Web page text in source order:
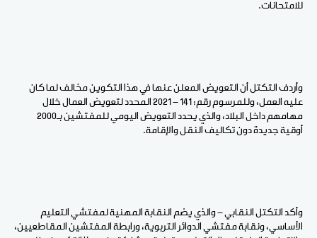
للامتحانات.
وأردف التكتل أن التعويض المعلن عنها في هذا التكوين مخالف لما كان
عليه العمل، وللمرسوم رقم: 141 - 2021 المحدد لتعويض العمال خلال
مهامهم داخل البلاد، والذي يحدد التعويض اليومي للمفتشين بـ2000
أوقية جديدة دون تكاليف النقل والإقامة.
وأكد التكتل النقابي - والذي يضم النقابة المهنية لمفتشي التعليم
الأساسي، ونقابة مفتشي الدوائر التربوية، ورابطة المفتشين المقاطعيين،